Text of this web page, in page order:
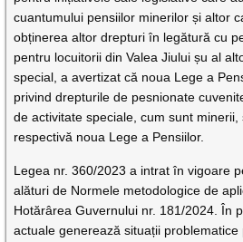
cuantumului pensiilor minerilor și altor
obținerea altor drepturi în legătură cu
pentru locuitorii din Valea Jiului șu al
special, a avertizat că noua Lege a
privind drepturile de pesnionate
de activitate speciale, cum sunt
respectivă noua Lege a Pensiilor.
Legea nr. 360/2023 a intrat în vigoare
alături de Normele metodologice de
Hotărârea Guvernului nr. 181/2024. În
actuale generează situații